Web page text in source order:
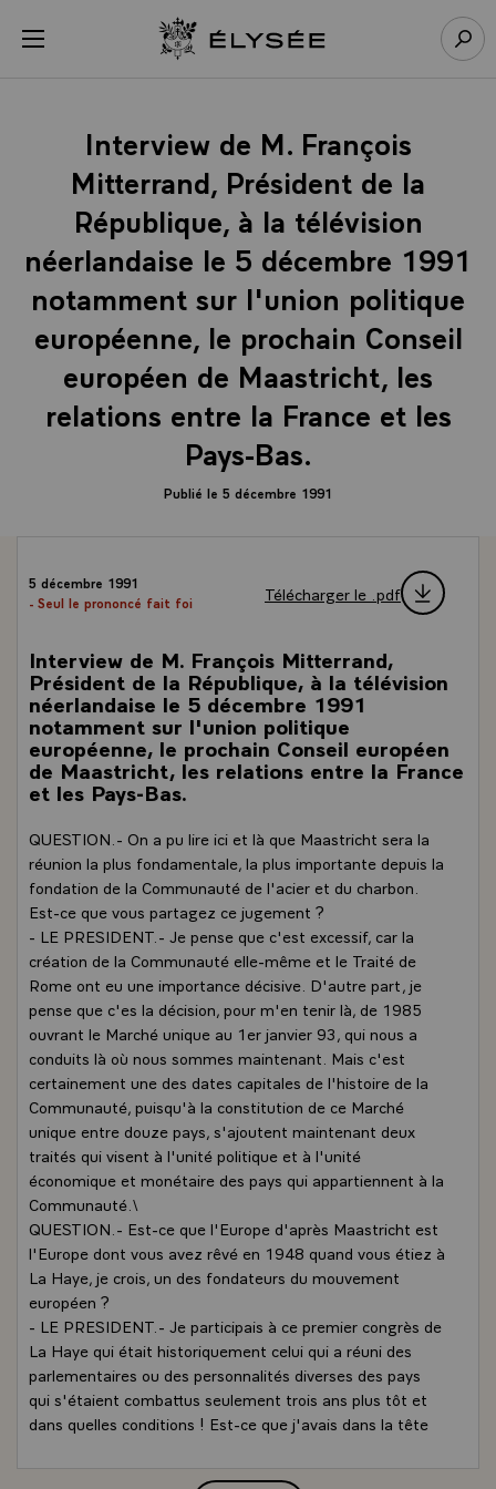
menu Retour à l’accueil Élysée
Interview de M. François
Mitterrand, Président de la
République, à la télévision
néerlandaise le 5 décembre 1991
notamment sur l'union politique
européenne, le prochain Conseil
européen de Maastricht, les
relations entre la France et les
Pays-Bas.
Publié le 5 décembre 1991
5 décembre 1991
- Seul le prononcé fait foi
Télécharger le .pdf
Interview de M. François Mitterrand,
Président de la République, à la télévision
néerlandaise le 5 décembre 1991
notamment sur l'union politique
européenne, le prochain Conseil européen
de Maastricht, les relations entre la France
et les Pays-Bas.
QUESTION.- On a pu lire ici et là que Maastricht sera la
réunion la plus fondamentale, la plus importante depuis la
fondation de la Communauté de l'acier et du charbon.
Est-ce que vous partagez ce jugement ?
- LE PRESIDENT.- Je pense que c'est excessif, car la
création de la Communauté elle-même et le Traité de
Rome ont eu une importance décisive. D'autre part, je
pense que c'es la décision, pour m'en tenir là, de 1985
ouvrant le Marché unique au 1er janvier 93, qui nous a
conduits là où nous sommes maintenant. Mais c'est
certainement une des dates capitales de l'histoire de la
Communauté, puisqu'à la constitution de ce Marché
unique entre douze pays, s'ajoutent maintenant deux
traités qui visent à l'unité politique et à l'unité
économique et monétaire des pays qui appartiennent à la
Communauté.\
QUESTION.- Est-ce que l'Europe d'après Maastricht est
l'Europe dont vous avez rêvé en 1948 quand vous étiez à
La Haye, je crois, un des fondateurs du mouvement
européen ?
- LE PRESIDENT.- Je participais à ce premier congrès de
La Haye qui était historiquement celui qui a réuni des
parlementaires ou des personnalités diverses des pays
qui s'étaient combattus seulement trois ans plus tôt et
dans quelles conditions ! Est-ce que j'avais dans la tête
Panneau de gestion des cookies